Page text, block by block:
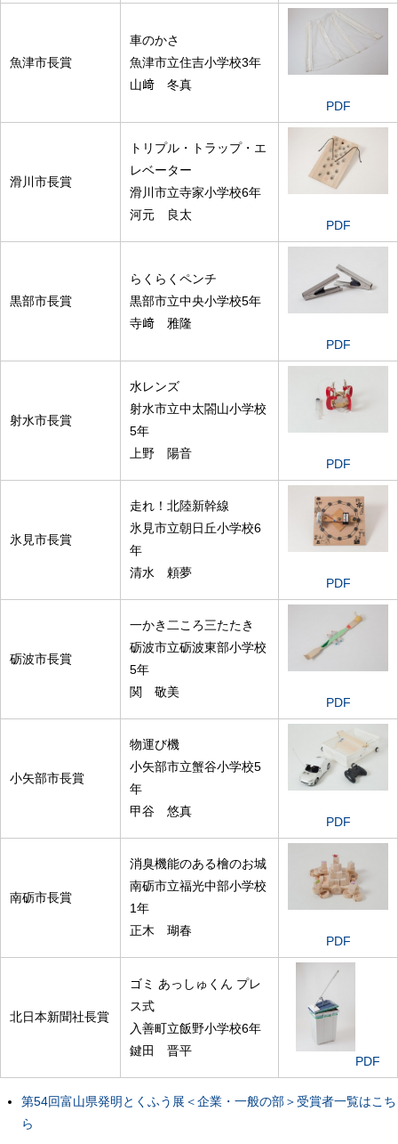
魚津市長賞
車のかさ
魚津市立住吉小学校3年
山﨑 冬真
PDF
滑川市長賞
トリプル・トラップ・エ
レベーター
滑川市立寺家小学校6年
河元 良太
PDF
黒部市長賞
らくらくペンチ
黒部市立中央小学校5年
寺﨑 雅隆
PDF
射水市長賞
水レンズ
射水市立中太閤山小学校
5年
上野 陽音
PDF
氷見市長賞
走れ！北陸新幹線
氷見市立朝日丘小学校6
年
清水 頼夢
PDF
砺波市長賞
一かき二ころ三たたき
砺波市立砺波東部小学校
5年
関 敬美
PDF
小矢部市長賞
物運び機
小矢部市立蟹谷小学校5
年
甲谷 悠真
PDF
南砺市長賞
消臭機能のある檜のお城
南砺市立福光中部小学校
1年
正木 瑚春
PDF
北日本新聞社長賞
ゴミ あっしゅくん プレ
ス式
入善町立飯野小学校6年
鍵田 晋平
PDF
第54回富山県発明とくふう展＜企業・一般の部＞受賞者一覧はこち
ら